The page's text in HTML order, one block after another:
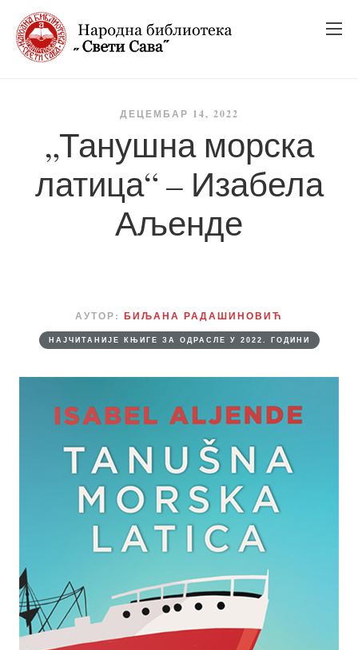
_
_
ДЕЦЕМБАР 14, 2022
„Танушна морска
латица“ – Изабела
Аљенде
АУТОР: БИЉАНА РАДАШИНОВИЋ
НАЈЧИТАНИЈЕ КЊИГЕ ЗА ОДРАСЛЕ У 2022. ГОДИНИ